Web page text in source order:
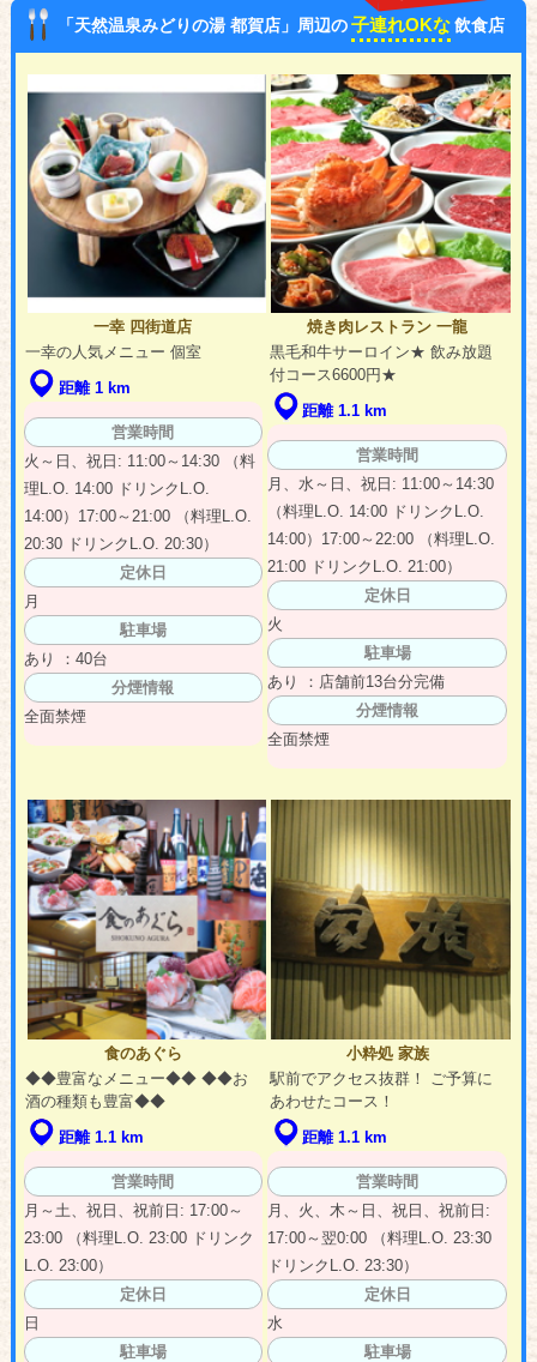
「天然温泉みどりの湯 都賀店」周辺の子連れOKな 飲食店
一幸 四街道店
一幸の人気メニュー 個室
距離 1 km
営業時間
火～日、祝日: 11:00～14:30 （料
理L.O. 14:00 ドリンクL.O.
14:00）17:00～21:00 （料理L.O.
20:30 ドリンクL.O. 20:30）
定休日
月
駐車場
あり ：40台
分煙情報
全面禁煙
焼き肉レストラン 一龍
黒毛和牛サーロイン★ 飲み放題
付コース6600円★
距離 1.1 km
営業時間
月、水～日、祝日: 11:00～14:30
（料理L.O. 14:00 ドリンクL.O.
14:00）17:00～22:00 （料理L.O.
21:00 ドリンクL.O. 21:00）
定休日
火
駐車場
あり ：店舗前13台分完備
分煙情報
全面禁煙
食のあぐら
◆◆豊富なメニュー◆◆ ◆◆お
酒の種類も豊富◆◆
距離 1.1 km
営業時間
月～土、祝日、祝前日: 17:00～
23:00 （料理L.O. 23:00 ドリンク
L.O. 23:00）
定休日
日
駐車場
小粋処 家族
駅前でアクセス抜群！ ご予算に
あわせたコース！
距離 1.1 km
営業時間
月、火、木～日、祝日、祝前日:
17:00～翌0:00 （料理L.O. 23:30
ドリンクL.O. 23:30）
定休日
水
駐車場